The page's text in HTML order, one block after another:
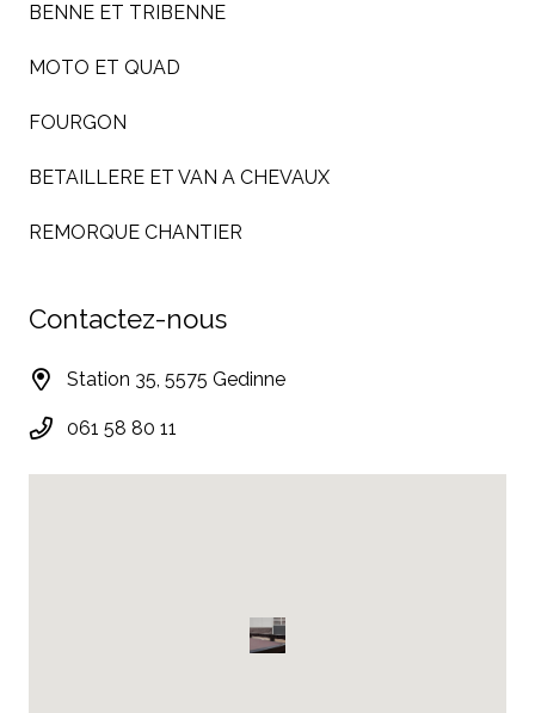
BENNE ET TRIBENNE
MOTO ET QUAD
FOURGON
BETAILLERE ET VAN A CHEVAUX
REMORQUE CHANTIER
Contactez-nous
Station 35, 5575 Gedinne
061 58 80 11